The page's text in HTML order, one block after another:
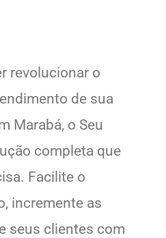
revolucionar o
de sua
Marabá, o Seu
completa que
Facilite o
incremente as
seus clientes com